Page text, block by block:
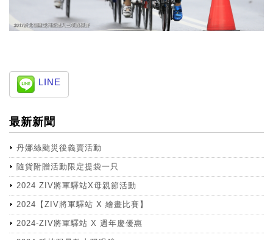
LINE
最新新聞
丹娜絲颱災後義賣活動
隨貨附贈活動限定提袋一只
2024 ZIV將軍驛站X母親節活動
2024【ZIV將軍驛站 X 繪畫比賽】
2024-ZIV將軍驛站 X 週年慶優惠